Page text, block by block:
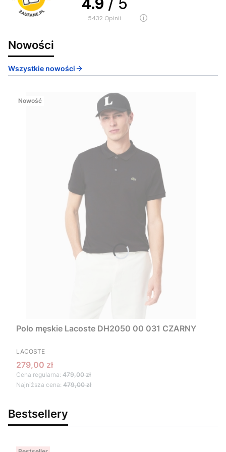
5432 opinii
Nowości
Wszystkie nowości
Nowość
Polo męskie Lacoste DH2050 00 031 CZARNY
PRODUCENT
LACOSTE
Cena promocyjna
279,00 zł
Cena regularna: 479,00 zł
Najniższa cena: 479,00 zł
Bestsellery